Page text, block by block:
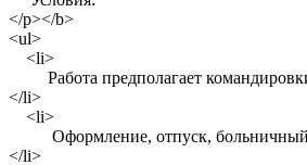
</p></b>
<ul>
<li>
Работа предполагает
</li>
<li>
Оформление, отпуск,
</li>